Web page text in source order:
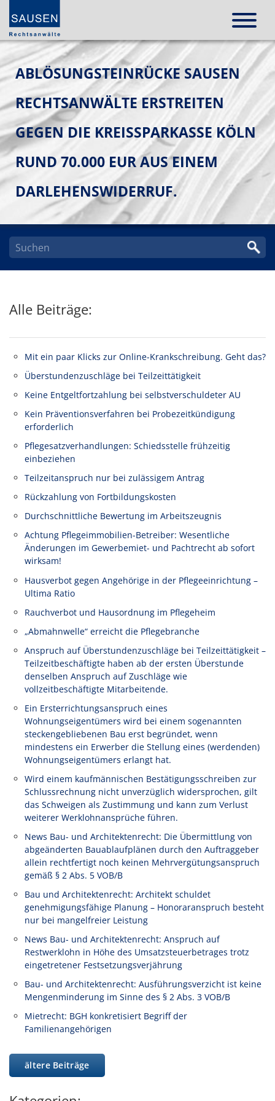
ABLÖSUNGSTEINRÜCKE SAUSEN
RECHTSANWÄLTE ERSTREITEN
GEGEN DIE KREISSPARKASSE KÖLN
RUND 70.000 EUR AUS EINEM
DARLEHENSWIDERRUF.
Alle Beiträge:
Mit ein paar Klicks zur Online-Krankschreibung. Geht das?
Überstundenzuschläge bei Teilzeittätigkeit
Keine Entgeltfortzahlung bei selbstverschuldeter AU
Kein Präventionsverfahren bei Probezeitkündigung
erforderlich
Pflegesatzverhandlungen: Schiedsstelle frühzeitig
einbeziehen
Teilzeitanspruch nur bei zulässigem Antrag
Rückzahlung von Fortbildungskosten
Durchschnittliche Bewertung im Arbeitszeugnis
Achtung Pflegeimmobilien-Betreiber: Wesentliche
Änderungen im Gewerbemiet- und Pachtrecht ab sofort
wirksam!
Hausverbot gegen Angehörige in der Pflegeeinrichtung –
Ultima Ratio
Rauchverbot und Hausordnung im Pflegeheim
„Abmahnwelle“ erreicht die Pflegebranche
Anspruch auf Überstundenzuschläge bei Teilzeittätigkeit –
Teilzeitbeschäftigte haben ab der ersten Überstunde
denselben Anspruch auf Zuschläge wie
vollzeitbeschäftigte Mitarbeitende.
Ein Ersterrichtungsanspruch eines
Wohnungseigentümers wird bei einem sogenannten
steckengebliebenen Bau erst begründet, wenn
mindestens ein Erwerber die Stellung eines (werdenden)
Wohnungseigentümers erlangt hat.
Wird einem kaufmännischen Bestätigungsschreiben zur
Schlussrechnung nicht unverzüglich widersprochen, gilt
das Schweigen als Zustimmung und kann zum Verlust
weiterer Werklohnansprüche führen.
News Bau- und Architektenrecht: Die Übermittlung von
abgeänderten Bauablaufplänen durch den Auftraggeber
allein rechtfertigt noch keinen Mehrvergütungsanspruch
gemäß § 2 Abs. 5 VOB/B
Bau und Architektenrecht: Architekt schuldet
genehmigungsfähige Planung – Honoraranspruch besteht
nur bei mangelfreier Leistung
News Bau- und Architektenrecht: Anspruch auf
Restwerklohn in Höhe des Umsatzsteuerbetrages trotz
eingetretener Festsetzungsverjährung
Bau- und Architektenrecht: Ausführungsverzicht ist keine
Mengenminderung im Sinne des § 2 Abs. 3 VOB/B
Mietrecht: BGH konkretisiert Begriff der
Familienangehörigen
ältere Beiträge